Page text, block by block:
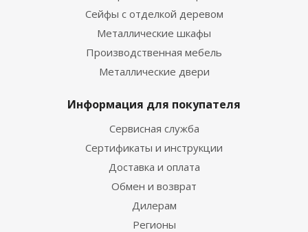
Сейфы с отделкой деревом
Металлические шкафы
Производственная мебель
Металлические двери
Информация для покупателя
Сервисная служба
Сертификаты и инструкции
Доставка и оплата
Обмен и возврат
Дилерам
Регионы